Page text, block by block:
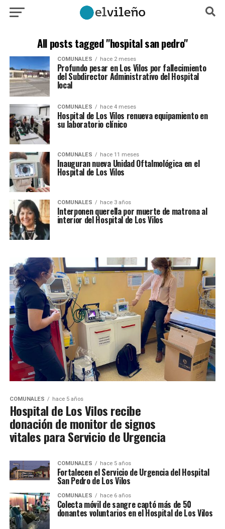
All posts tagged "hospital san pedro"
COMUNALES hace 2 meses
Profundo pesar en Los Vilos por fallecimiento
del Subdirector Administrativo del Hospital
local
COMUNALES hace 4 meses
Hospital de Los Vilos renueva equipamiento en
su laboratorio clínico
COMUNALES hace 11 meses
Inauguran nueva Unidad Oftalmológica en el
Hospital de Los Vilos
COMUNALES hace 3 años
Interponen querella por muerte de matrona al
interior del Hospital de Los Vilos
COMUNALES hace 5 años
Hospital de Los Vilos recibe
donación de monitor de signos
vitales para Servicio de Urgencia
COMUNALES hace 5 años
Fortalecen el Servicio de Urgencia del Hospital
San Pedro de Los Vilos
COMUNALES hace 6 años
Colecta móvil de sangre captó más de 50
donantes voluntarios en el Hospital de Los Vilos